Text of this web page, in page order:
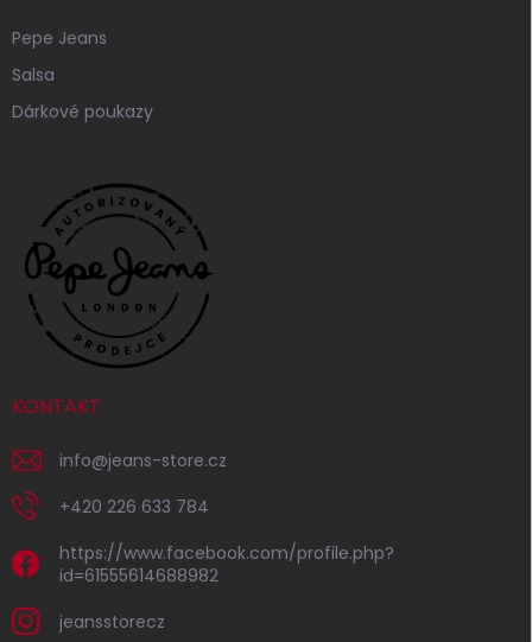
Pepe Jeans
Salsa
Dárkové poukazy
KONTAKT
info@jeans-store.cz
+420 226 633 784
https://www.facebook.com/profile.php?
id=61555614688982
jeansstorecz